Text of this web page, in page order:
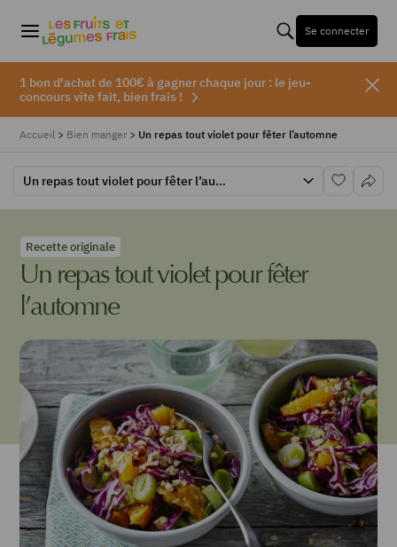
Se connecter
1 bon d'achat de 100€ à gagner chaque jour : le jeu-
concours vite fait, bien frais !
Accueil > Bien manger > Un repas tout violet pour fêter l’automne
Un repas tout violet pour fêter l’automne
Recette originale
Un repas tout violet pour fêter
l’automne